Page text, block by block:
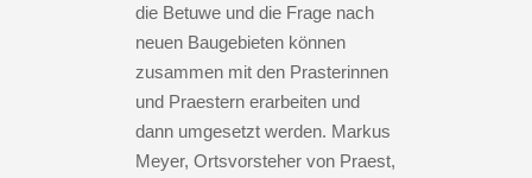
die Betuwe und die Frage nach
neuen Baugebieten können
zusammen mit den Prasterinnen
und Praestern erarbeiten und
dann umgesetzt werden. Markus
Meyer, Ortsvorsteher von Praest,